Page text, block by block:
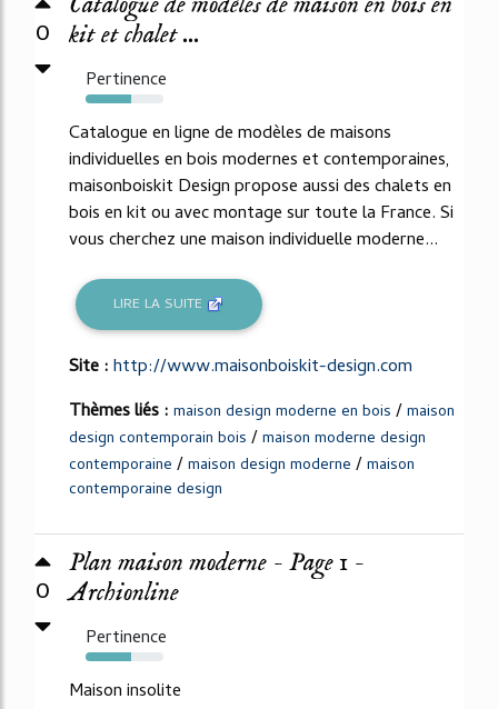
0
kit et chalet ...
Pertinence
59%
Catalogue en ligne de modèles de maisons
individuelles en bois modernes et contemporaines,
maisonboiskit Design propose aussi des chalets en
bois en kit ou avec montage sur toute la France. Si
vous cherchez une maison individuelle moderne...
LIRE LA SUITE
Site :http://www.maisonboiskit-design.com
Thèmes liés : maison design moderne en bois /maison
design contemporain bois /maison moderne design
contemporaine /maison design moderne /maison
contemporaine design
0
Plan maison moderne - Page 1 -
Archionline
Pertinence
58%
Maison insolite